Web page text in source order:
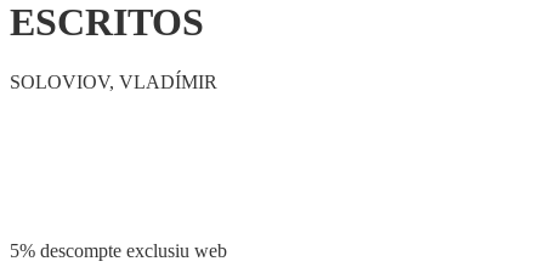
ESCRITOS
SOLOVIOV, VLADÍMIR
5% descompte exclusiu web